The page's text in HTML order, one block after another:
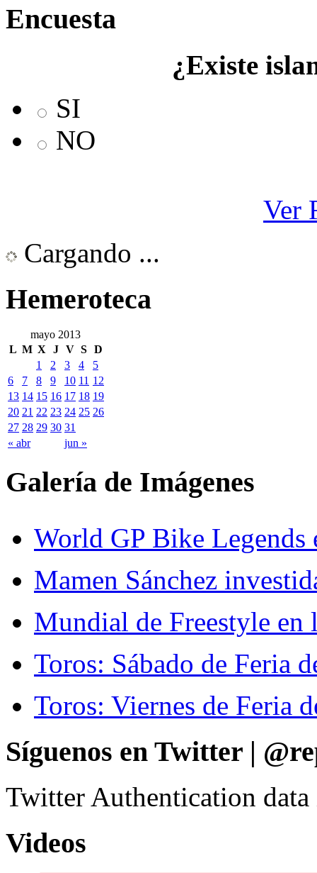
Encuesta
¿Existe
SI
NO
Ver
Cargando ...
Hemeroteca
mayo 2013
L M X J V S D
« abr jun »
1 2 3 4
5
6
7 8 9 10 11 12
13 14 15 16 17 18 19
20 21 22 23 24 25 26
27 28 29 30 31
Galería de Imágenes
World GP Bike Legends
Mamen Sánchez
Mundial de Freestyle en
Toros: Sábado de Feria
Toros: Viernes de Feria
Síguenos en Twitter |
Twitter Authentication
Videos